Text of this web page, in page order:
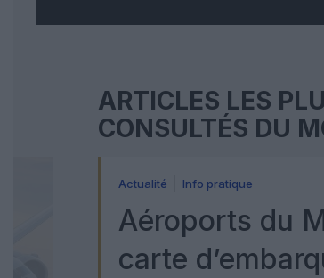
ARTICLES LES
CONSULTÉS DU
Actualité Info pratique
Aéroports du
carte